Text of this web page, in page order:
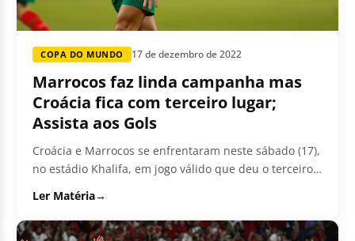
COPA DO MUNDO 17 de dezembro de 2022
Marrocos faz linda campanha mas
Croácia fica com terceiro lugar;
Assista aos Gols
Croácia e Marrocos se enfrentaram neste sábado (17),
no estádio Khalifa, em jogo válido que deu o terceiro
Ler Matéria→